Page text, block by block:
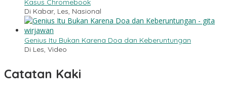
Kasus Chromebook
Di Kabar, Les, Nasional
Genius Itu Bukan Karena Doa dan Keberuntungan
Di Les, Video
Catatan Kaki